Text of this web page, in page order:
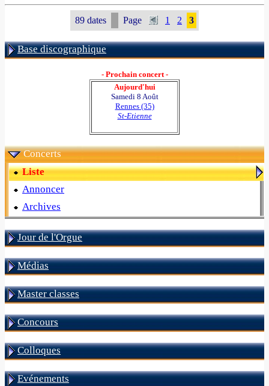
89 dates Page 1 2 3
Base discographique
- Prochain concert -
Aujourd'hui
Samedi 8 Août
Rennes (35)
St-Etienne
Concerts
Liste
Annoncer
Archives
Jour de l'Orgue
Médias
Master classes
Concours
Colloques
Evénements